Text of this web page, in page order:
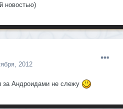
новостью)
2012
за Андроидами не слежу